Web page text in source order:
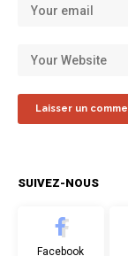
SUIVEZ-NOUS
Facebook